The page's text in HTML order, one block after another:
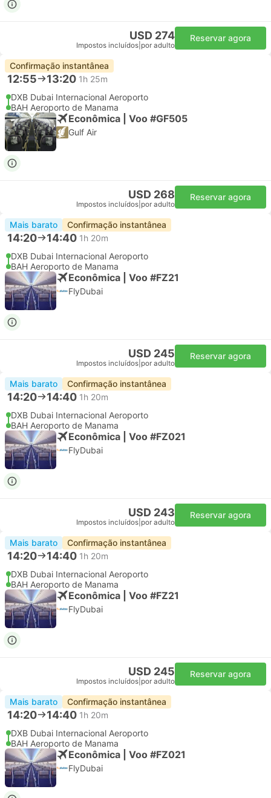
USD 274
Impostos incluídos por adulto
Reservar agora
Confirmação instantânea
12:55 13:20 1h 25m
DXB Dubai Internacional Aeroporto
BAH Aeroporto de Manama
Econômica | Voo #GF505
Gulf Air
USD 268
Impostos incluídos por adulto
Reservar agora
Mais barato Confirmação instantânea
14:20 14:40 1h 20m
DXB Dubai Internacional Aeroporto
BAH Aeroporto de Manama
Econômica | Voo #FZ21
FlyDubai
USD 245
Impostos incluídos por adulto
Reservar agora
Mais barato Confirmação instantânea
14:20 14:40 1h 20m
DXB Dubai Internacional Aeroporto
BAH Aeroporto de Manama
Econômica | Voo #FZ021
FlyDubai
USD 243
Impostos incluídos por adulto
Reservar agora
Mais barato Confirmação instantânea
14:20 14:40 1h 20m
DXB Dubai Internacional Aeroporto
BAH Aeroporto de Manama
Econômica | Voo #FZ21
FlyDubai
USD 245
Impostos incluídos por adulto
Reservar agora
Mais barato Confirmação instantânea
14:20 14:40 1h 20m
DXB Dubai Internacional Aeroporto
BAH Aeroporto de Manama
Econômica | Voo #FZ021
FlyDubai